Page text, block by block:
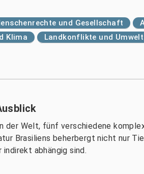
und Gesellschaft
Klima
Landkonflikte und Umwelt
Welt, fünf verschiedene
Brasiliens beherbergt nicht nur
abhängig sind.